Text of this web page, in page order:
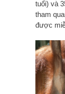
tuổi) và
tham
được